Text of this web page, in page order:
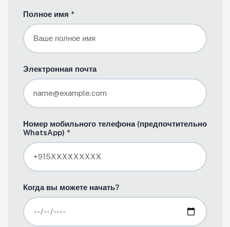
Полное имя *
Электронная почта
Номер мобильного телефона (предпочтительно
WhatsApp) *
Когда вы можете начать?